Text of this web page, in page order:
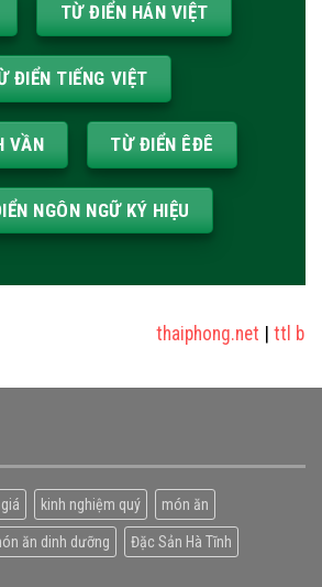
TỪ ĐIỂN HÁN VIỆT
ĐIỂN TIẾNG VIỆT
VẦN TỪ ĐIỂN ÊĐÊ
NGÔN NGỮ KÝ HIỆU
thaiphong.net| ttl blog
kinh nghiệm quý món ăn
ăn dinh dưỡng Đặc Sản Hà Tĩnh